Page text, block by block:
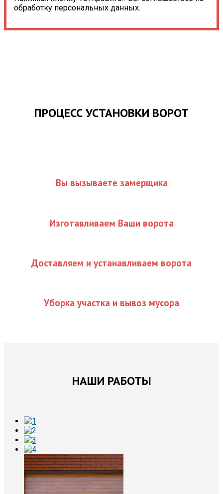
обработку персональных данных.
ПРОЦЕСС УСТАНОВКИ ВОРОТ
Вы вызываете замерщика
Изготавливаем Ваши ворота
Доставляем и устанавливаем ворота
Уборка участка и вывоз мусора
НАШИ РАБОТЫ